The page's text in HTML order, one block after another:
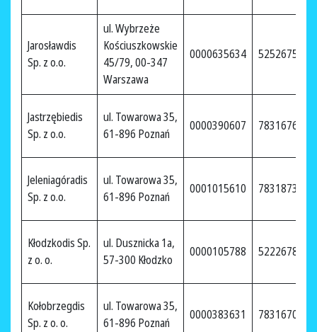
Jarosławdis
Sp. z o.o.
ul. Wybrzeże
Kościuszkowskie
45/79, 00-347
Warszawa
0000635634 5252675059
Jastrzębiedis
Sp. z o.o.
ul. Towarowa 35,
61-896 Poznań
0000390607 7831676459
Jeleniagóradis
Sp. z o.o.
ul. Towarowa 35,
61-896 Poznań
0001015610 7831873102
Kłodzkodis Sp.
z o. o.
ul. Dusznicka 1a,
57-300 Kłodzko
0000105788 5222678254
Kołobrzegdis
Sp. z o. o.
ul. Towarowa 35,
61-896 Poznań
0000383631 7831670149